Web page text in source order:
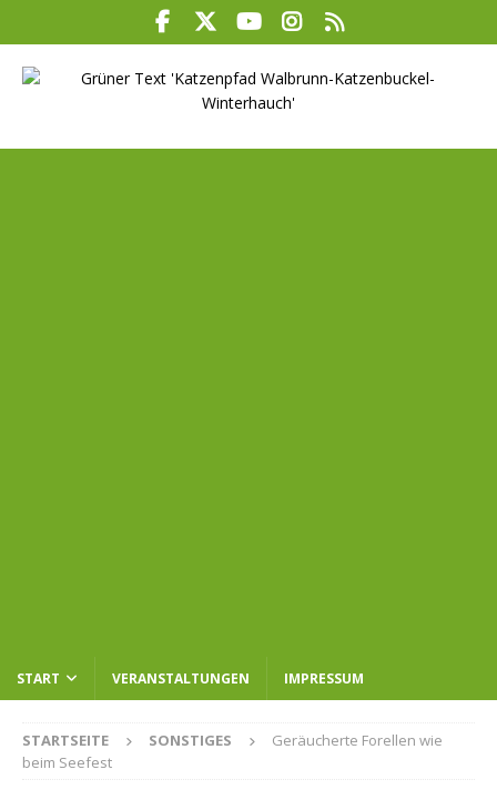
START VERANSTALTUNGEN IMPRESSUM
STARTSEITE SONSTIGES
Geräucherte Forellen wie
beim Seefest